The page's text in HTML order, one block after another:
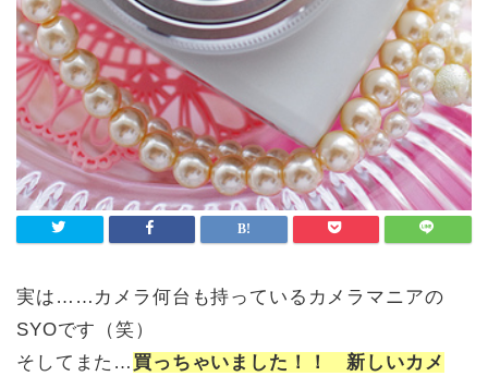
実は……カメラ何台も持っているカメラマニアの
SYOです（笑）
そしてまた… 買っちゃいました！！ 新しいカメ